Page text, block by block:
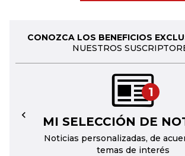
CONOZCA LOS BENEFICIOS
NUESTROS
1
MI SELECCIÓN DE
Noticias personalizadas, de
temas de interés
←